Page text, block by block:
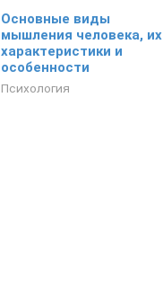
Основные виды
мышления человека, их
характеристики и
особенности
Психология